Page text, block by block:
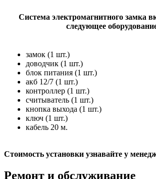
Система электромагнитного замка
следующее
замок (1 шт.)
доводчик (1 шт.)
блок питания (1 шт.)
акб 12/7 (1 шт.)
контроллер (1 шт.)
считыватель (1 шт.)
кнопка выхода (1 шт.)
ключ (1 шт.)
кабель 20 м.
Стоимость установки узнавайте у
Ремонт и обслуживание